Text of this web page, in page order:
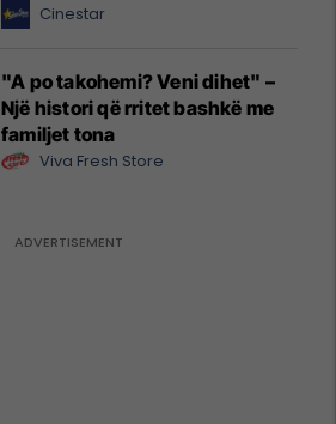
Cinestar
"A po takohemi? Veni dihet" –
Një histori që rritet bashkë me
familjet tona
Viva Fresh Store